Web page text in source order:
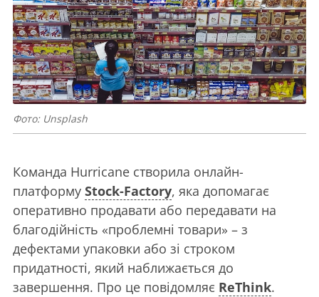
Фото: Unsplash
Команда Hurricane створила онлайн-
платформу Stock-Factory, яка допомагає
оперативно продавати або передавати на
благодійність «проблемні товари» – з
дефектами упаковки або зі строком
придатності, який наближається до
завершення. Про це повідомляє ReThink.